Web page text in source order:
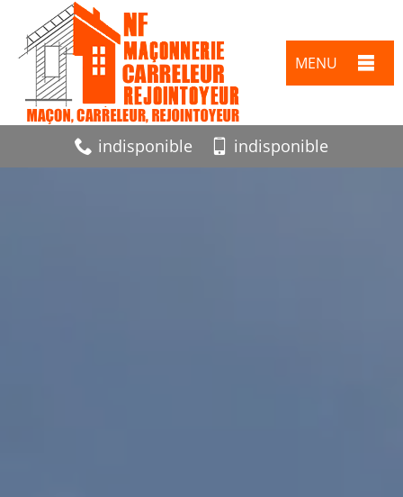
MENU
indisponible indisponible